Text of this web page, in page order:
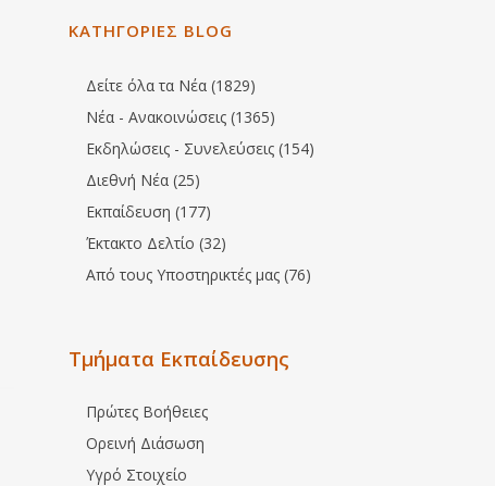
ΚΑΤΗΓΟΡΙΕΣ BLOG
Δείτε όλα τα Νέα (1829)
Νέα - Ανακοινώσεις (1365)
Εκδηλώσεις - Συνελεύσεις (154)
Διεθνή Νέα (25)
Εκπαίδευση (177)
Έκτακτο Δελτίο (32)
Από τους Υποστηρικτές μας (76)
Τμήματα Εκπαίδευσης
Πρώτες Βοήθειες
Ορεινή Διάσωση
Υγρό Στοιχείο